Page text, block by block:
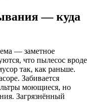
— куда
— заметное
что пылесос вроде
так, как раньше.
Забивается
моющиеся, но
Загрязнённый